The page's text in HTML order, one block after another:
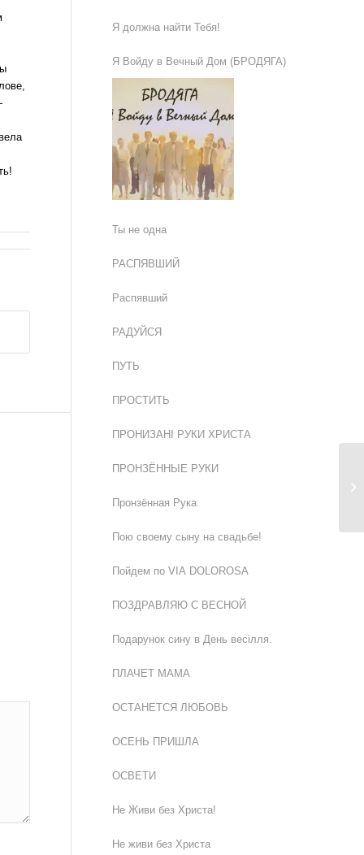
Я должна найти Тебя!
Я Войду в Вечный Дом (БРОДЯГА)
Ты не одна
РАСПЯВШИЙ
Распявший
РАДУЙСЯ
ПУТЬ
ПРОСТИТЬ
ПРОНИЗАНІ РУКИ ХРИСТА
ПРОНЗЁННЫЕ РУКИ
Пронзённая Рука
Пою своему сыну на свадьбе!
Пойдем по VIA DOLOROSA
ПОЗДРАВЛЯЮ С ВЕСНОЙ
Подарунок сину в День весiлля.
ПЛАЧЕТ МАМА
ОСТАНЕТСЯ ЛЮБОВЬ
ОСЕНЬ ПРИШЛА
ОСВЕТИ
Не Живи без Христа!
Не живи без Христа